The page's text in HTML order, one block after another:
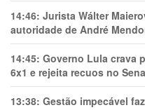
14:46: Jurista Wálter
autoridade de André
14:45: Governo Lula crava
6x1 e rejeita recuos no
13:38: Gestão impecável